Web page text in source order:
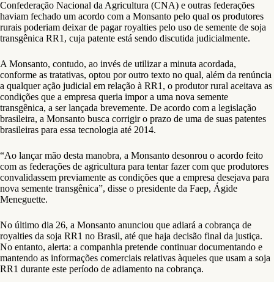
Confederação Nacional da Agricultura (CNA) e outras federações
haviam fechado um acordo com a Monsanto pelo qual os produtores
rurais poderiam deixar de pagar royalties pelo uso de semente de soja
transgênica RR1, cuja patente está sendo discutida judicialmente.
A Monsanto, contudo, ao invés de utilizar a minuta acordada,
conforme as tratativas, optou por outro texto no qual, além da renúncia
a qualquer ação judicial em relação à RR1, o produtor rural aceitava as
condições que a empresa queria impor a uma nova semente
transgênica, a ser lançada brevemente. De acordo com a legislação
brasileira, a Monsanto busca corrigir o prazo de uma de suas patentes
brasileiras para essa tecnologia até 2014.
“Ao lançar mão desta manobra, a Monsanto desonrou o acordo feito
com as federações de agricultura para tentar fazer com que produtores
convalidassem previamente as condições que a empresa desejava para
nova semente transgênica”, disse o presidente da Faep, Ágide
Meneguette.
No último dia 26, a Monsanto anunciou que adiará a cobrança de
royalties da soja RR1 no Brasil, até que haja decisão final da justiça.
No entanto, alerta: a companhia pretende continuar documentando e
mantendo as informações comerciais relativas àqueles que usam a soja
RR1 durante este período de adiamento na cobrança.